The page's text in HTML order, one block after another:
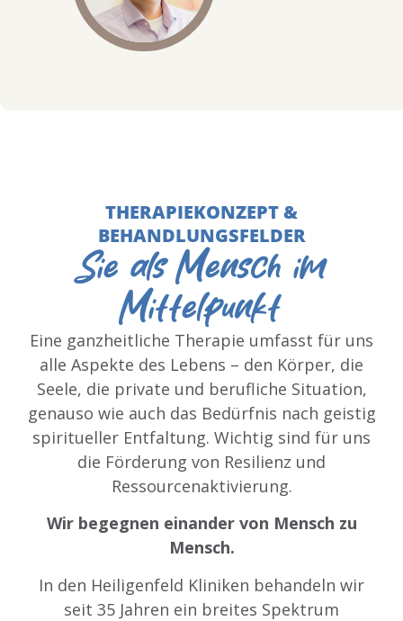
THERAPIEKONZEPT &
BEHANDLUNGSFELDER
Sie als Mensch im
Mittelpunkt
Eine ganzheitliche Therapie umfasst für uns
alle Aspekte des Lebens – den Körper, die
Seele, die private und berufliche Situation,
genauso wie auch das Bedürfnis nach geistig
spiritueller Entfaltung. Wichtig sind für uns
die Förderung von Resilienz und
Ressourcenaktivierung.
Wir begegnen einander von Mensch zu
Mensch.
In den Heiligenfeld Kliniken behandeln wir
seit 35 Jahren ein breites Spektrum